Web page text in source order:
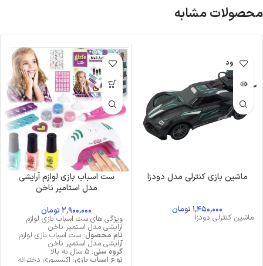
محصولات مشابه
ناموجود
ماشین بازی کنترلی مدل دودزا
۱,۴۵۰,۰۰۰ تومان
ماشین کنترلی دودزا
ست اسباب بازی لوازم آرایشی
مدل استامپر ناخن
۲,۹۰۰,۰۰۰ تومان
ویژگی های ست اسباب بازی لوازم
آرایشی مدل استمپر ناخن
نام محصول: ست اسباب بازی لوازم
آرایشی مدل استمپر ناخن
گروه سنی: 5 سال به بالا
نوع اسباب بازی: اکسسوری دخترانه